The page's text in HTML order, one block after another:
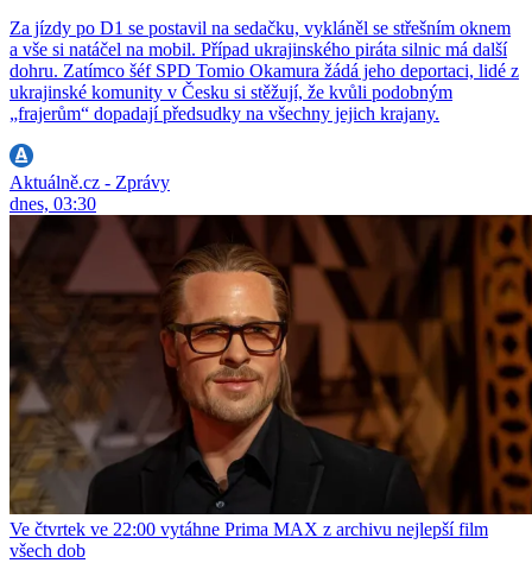
Za jízdy po D1 se postavil na sedačku, vykláněl se střešním oknem
a vše si natáčel na mobil. Případ ukrajinského piráta silnic má další
dohru. Zatímco šéf SPD Tomio Okamura žádá jeho deportaci, lidé z
ukrajinské komunity v Česku si stěžují, že kvůli podobným
„frajerům“ dopadají předsudky na všechny jejich krajany.
Aktuálně.cz - Zprávy
dnes, 03:30
Ve čtvrtek ve 22:00 vytáhne Prima MAX z archivu nejlepší film
všech dob